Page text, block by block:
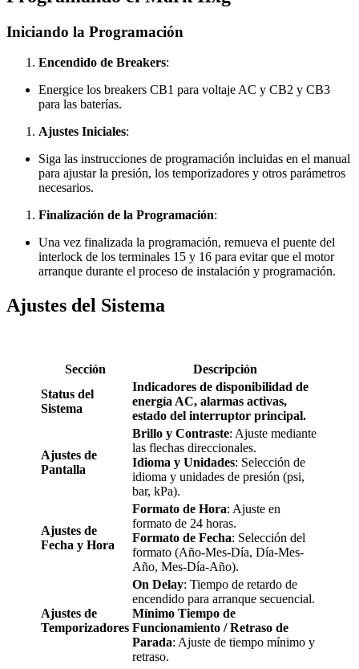
Iniciando la Programación
Encendido de Breakers:
Energice los breakers CB1 para voltaje AC y CB2 y CB3
para las baterías.
Ajustes Iniciales:
Siga las instrucciones de programación incluidas en el manual
para ajustar la presión, los temporizadores y otros parámetros
necesarios.
Finalización de la Programación:
Una vez finalizada la programación, remueva el puente del
interlock de los terminales 15 y 16 para evitar que el motor
arranque durante el proceso de instalación y programación.
Ajustes del Sistema
Sección
Descripción
Status del
Sistema
Indicadores de disponibilidad de
energía AC, alarmas activas,
estado del interruptor principal.
Ajustes de
Pantalla
Brillo y Contraste: Ajuste mediante
las flechas direccionales.
Idioma y Unidades: Selección de
idioma y unidades de presión (psi,
bar, kPa).
Ajustes de
Fecha y Hora
Formato de Hora: Ajuste en
formato de 24 horas.
Formato de Fecha: Selección del
formato (Año-Mes-Día, Día-Mes-
Año, Mes-Día-Año).
Ajustes de
Temporizadores
On Delay: Tiempo de retardo de
encendido para arranque secuencial.
Mínimo Tiempo de
Funcionamiento / Retraso de
Parada: Ajuste de tiempo mínimo y
retraso.